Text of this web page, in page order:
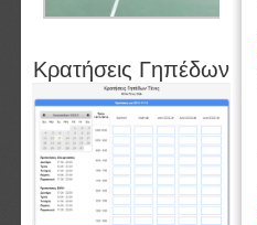
Κρατήσεις Γηπέδων